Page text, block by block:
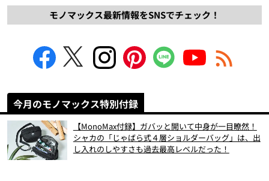
モノマックス最新情報をSNSでチェック！
今月のモノマックス特別付録
【MonoMax付録】ガバッと開いて中身が一目瞭然！
シャカの「じゃばら式４層ショルダーバッグ」は、出
し入れのしやすさも過去最高レベルだった！